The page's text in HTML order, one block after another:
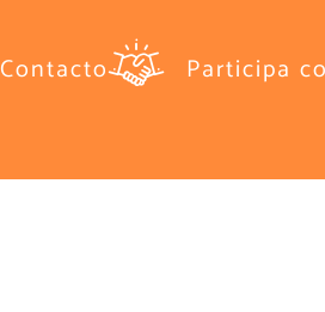
Contacto Participa